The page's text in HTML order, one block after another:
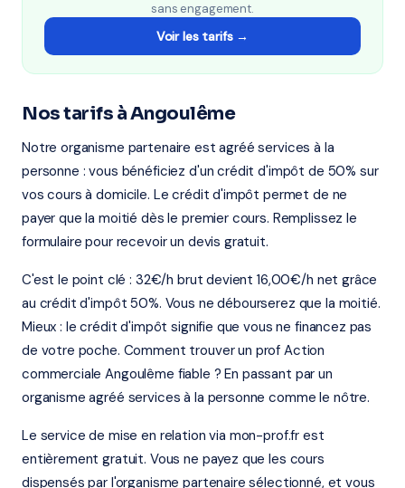
sans engagement.
Voir les tarifs →
Nos tarifs à Angoulême
Notre organisme partenaire est agréé services à la
personne : vous bénéficiez d'un crédit d'impôt de 50% sur
vos cours à domicile. Le crédit d'impôt permet de ne
payer que la moitié dès le premier cours. Remplissez le
formulaire pour recevoir un devis gratuit.
C'est le point clé : 32€/h brut devient 16,00€/h net grâce
au crédit d'impôt 50%. Vous ne débourserez que la moitié.
Mieux : le crédit d'impôt signifie que vous ne financez pas
de votre poche. Comment trouver un prof Action
commerciale Angoulême fiable ? En passant par un
organisme agréé services à la personne comme le nôtre.
Le service de mise en relation via mon-prof.fr est
entièrement gratuit. Vous ne payez que les cours
dispensés par l'organisme partenaire sélectionné, et vous